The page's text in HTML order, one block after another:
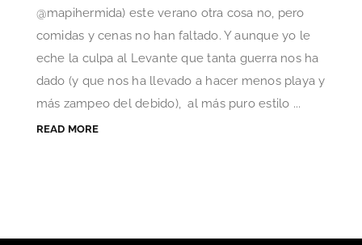
@mapihermida) este verano otra cosa no, pero
comidas y cenas no han faltado. Y aunque yo le
eche la culpa al Levante que tanta guerra nos ha
dado (y que nos ha llevado a hacer menos playa y
más zampeo del debido), al más puro estilo ...
READ MORE